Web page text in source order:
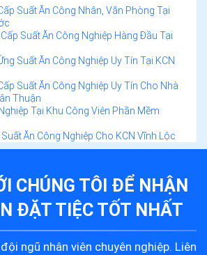
Suất Ăn Công Nhân, Văn Phòng Tại
Suất Ăn Công Nghiệp Hàng Đầu Tại
Suất Ăn Công Nghiệp Uy Tín Tại KCN
Suất Ăn Công Nghiệp Uy Tín Cho Nhà
Thuận
Tại Khu Công Viên Phần Mềm
Ăn Công Nghiệp Cho KCN Vĩnh Lộc
CHÚNG TÔI ĐỂ NHẬN
ĐẶT TIỆCTỐT NHẤT
ngũ nhân viên chuyên nghiệp. Liên